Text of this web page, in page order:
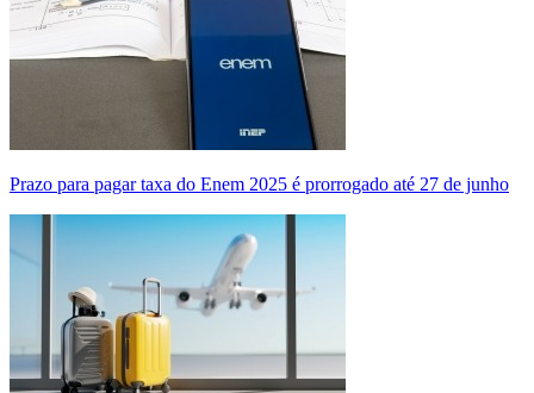
Prazo para pagar taxa do Enem 2025 é prorrogado até 27 de junho